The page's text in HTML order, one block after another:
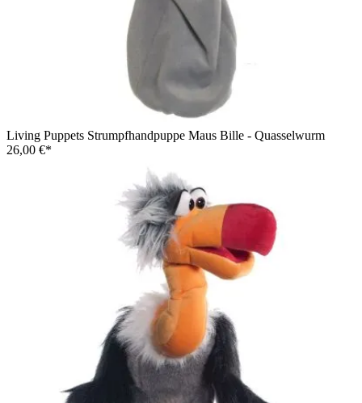
Living Puppets Strumpfhandpuppe Maus Bille - Quasselwurm
26,00 €*